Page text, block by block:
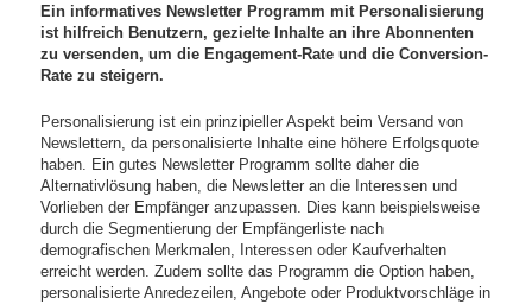
Ein informatives Newsletter Programm mit Personalisierung
ist hilfreich Benutzern, gezielte Inhalte an ihre Abonnenten
zu versenden, um die Engagement-Rate und die Conversion-
Rate zu steigern.
Personalisierung ist ein prinzipieller Aspekt beim Versand von
Newslettern, da personalisierte Inhalte eine höhere Erfolgsquote
haben. Ein gutes Newsletter Programm sollte daher die
Alternativlösung haben, die Newsletter an die Interessen und
Vorlieben der Empfänger anzupassen. Dies kann beispielsweise
durch die Segmentierung der Empfängerliste nach
demografischen Merkmalen, Interessen oder Kaufverhalten
erreicht werden. Zudem sollte das Programm die Option haben,
personalisierte Anredezeilen, Angebote oder Produktvorschläge in